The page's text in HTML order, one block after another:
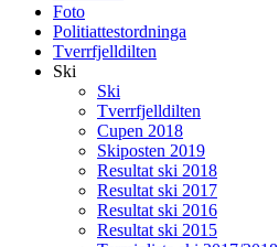
Foto
Politiattestordninga
Tverrfjelldilten
Ski
Ski
Tverrfjelldilten
Cupen 2018
Skiposten 2019
Resultat ski 2018
Resultat ski 2017
Resultat ski 2016
Resultat ski 2015